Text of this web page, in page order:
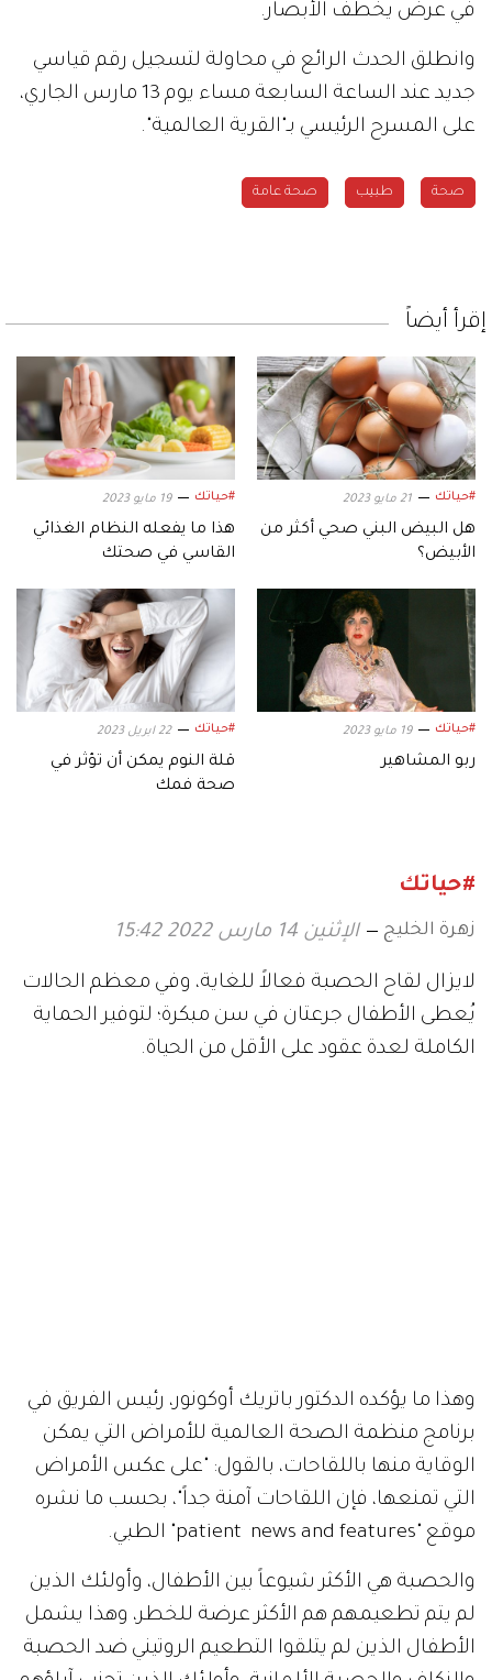
في عرض يخطف الأبصار.
وانطلق الحدث الرائع في محاولة لتسجيل رقم قياسي
جديد عند الساعة السابعة مساء يوم 13 مارس الجاري،
على المسرح الرئيسي بـ"القرية العالمية".
صحة طبيب صحة عامة
إقرأ أيضاً
#حياتك 21 مايو 2023
هل البيض البني صحي أكثر من
الأبيض؟
#حياتك 19 مايو 2023
هذا ما يفعله النظام الغذائي
القاسي في صحتك
#حياتك 19 مايو 2023
ربو المشاهير
#حياتك 22 ابريل 2023
قلة النوم يمكن أن تؤثر في
صحة فمك
#حياتك
زهرة الخليج الإثنين 14 مارس 2022 15:42
لايزال لقاح الحصبة فعالاً للغاية، وفي معظم الحالات
يُعطى الأطفال جرعتان في سن مبكرة؛ لتوفير الحماية
الكاملة لعدة عقود على الأقل من الحياة.
وهذا ما يؤكده الدكتور باتريك أوكونور، رئيس الفريق في
برنامج منظمة الصحة العالمية للأمراض التي يمكن
الوقاية منها باللقاحات، بالقول: "على عكس الأمراض
التي تمنعها، فإن اللقاحات آمنة جداً"، بحسب ما نشره
موقع "patient news and features" الطبي.
والحصبة هي الأكثر شيوعاً بين الأطفال، وأولئك الذين
لم يتم تطعيمهم هم الأكثر عرضة للخطر، وهذا يشمل
الأطفال الذين لم يتلقوا التطعيم الروتيني ضد الحصبة